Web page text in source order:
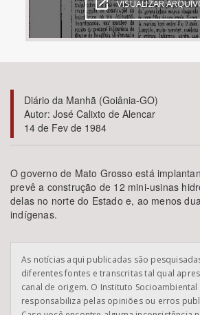
Bioma / Bacia
Subtema
Área de Levantamento
Área Protegida
VISUALIZAR
Diário da Manhã (Goiânia-GO)
Autor: José Calixto de Alencar
14 de Fev de 1984
O governo de Mato Grosso está
prevê a construção de 12 mini-usinas
delas no norte do Estado e, ao menos
indígenas.
As notícias aqui publicadas são
diferentes fontes e transcritas tal qual
canal de origem. O Instituto Socioambiental
responsabiliza pelas opiniões ou erros